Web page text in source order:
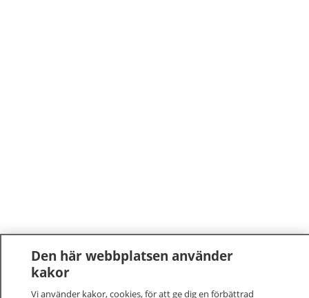
Den här webbplatsen använder
kakor
Vi använder kakor, cookies, för att ge dig en förbättrad